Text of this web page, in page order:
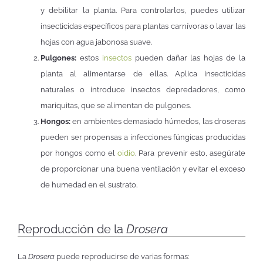
y debilitar la planta. Para controlarlos, puedes utilizar
insecticidas específicos para plantas carnívoras o lavar las
hojas con agua jabonosa suave.
Pulgones: estos insectospueden dañar las hojas de la
planta al alimentarse de ellas. Aplica insecticidas
naturales o introduce insectos depredadores, como
mariquitas, que se alimentan de pulgones.
Hongos: en ambientes demasiado húmedos, las droseras
pueden ser propensas a infecciones fúngicas producidas
por hongos como el oidio. Para prevenir esto, asegúrate
de proporcionar una buena ventilación y evitar el exceso
de humedad en el sustrato.
Reproducción de la Drosera
La Drosera puede reproducirse de varias formas: